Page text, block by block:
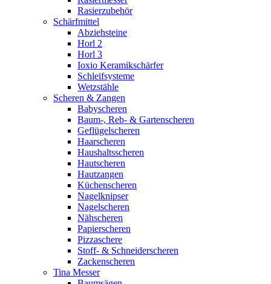
Rasierzubehör
Schärfmittel
Abziehsteine
Horl 2
Horl 3
Ioxio Keramikschärfer
Schleifsysteme
Wetzstähle
Scheren & Zangen
Babyscheren
Baum-, Reb- & Gartenscheren
Geflügelscheren
Haarscheren
Haushaltsscheren
Hautscheren
Hautzangen
Küchenscheren
Nagelknipser
Nagelscheren
Nähscheren
Papierscheren
Pizzaschere
Stoff- & Schneiderscheren
Zackenscheren
Tina Messer